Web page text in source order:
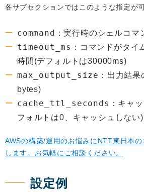
各サブセクションではこのような指定が
command ：実行時のシェルコ
timeout_ms ：コマンドがタイ
時間(デフォルトは30000ms)
max_output_size ：出力結
bytes)
cache_ttl_seconds ：キャ
フォルトは0、キャッシュしない)
AWSの構築/運用のお悩みにNTT東日本の
します。お気軽にご相談ください。
設定例